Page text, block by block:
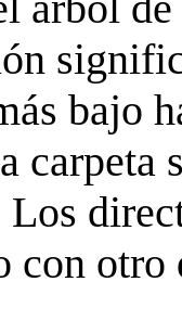
bajo
carpeta
con